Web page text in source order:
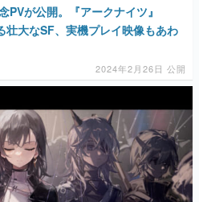
が公開。『アークナイツ』
大なSF、実機プレイ映像もあわ
2024年2月26日 公開